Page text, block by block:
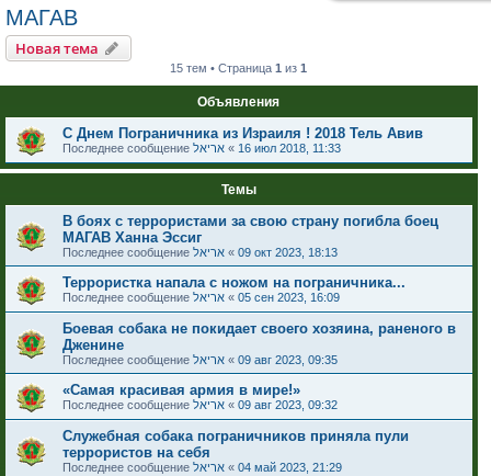
МАГАВ
Новая тема
15 тем • Страница1 из1
Объявления
С Днем Пограничника из Израиля ! 2018 Тель Авив
Последнее сообщение אריאל « 16 июл 2018, 11:33
Темы
В боях с террористами за свою страну погибла боец
МАГАВ Ханна Эссиг
Последнее сообщение אריאל « 09 окт 2023, 18:13
Террористка напала с ножом на пограничника...
Последнее сообщение אריאל « 05 сен 2023, 16:09
Боевая собака не покидает своего хозяина, раненого в
Дженине
Последнее сообщение אריאל « 09 авг 2023, 09:35
«Самая красивая армия в мире!»
Последнее сообщение אריאל « 09 авг 2023, 09:32
Служебная собака пограничников приняла пули
террористов на себя
Последнее сообщение אריאל « 04 май 2023, 21:29